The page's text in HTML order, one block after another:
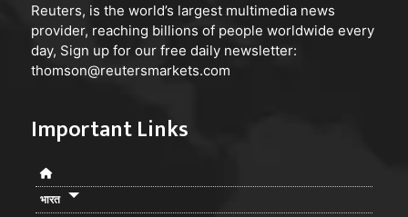
Reuters, is the world’s largest multimedia news
provider, reaching billions of people worldwide every
day, Sign up for our free daily newsletter:
thomson@reutersmarkets.com
Important Links
भारत